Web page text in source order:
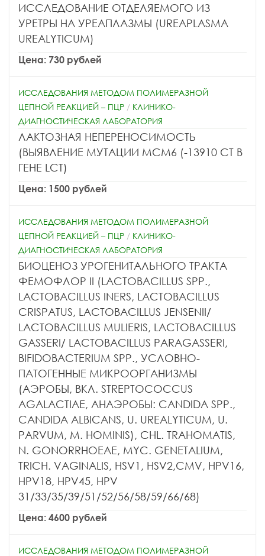
ИССЛЕДОВАНИЕ ОТДЕЛЯЕМОГО ИЗ
УРЕТРЫ НА УРЕАПЛАЗМЫ (UREAPLASMA
UREALYTICUM)
Цена: 730 рублей
ИССЛЕДОВАНИЯ МЕТОДОМ ПОЛИМЕРАЗНОЙ
ЦЕПНОЙ РЕАКЦИЕЙ – ПЦР / КЛИНИКО-
ДИАГНОСТИЧЕСКАЯ ЛАБОРАТОРИЯ
ЛАКТОЗНАЯ НЕПЕРЕНОСИМОСТЬ
(ВЫЯВЛЕНИЕ МУТАЦИИ МСМ6 (-13910 СТ В
ГЕНЕ LCT)
Цена: 1500 рублей
ИССЛЕДОВАНИЯ МЕТОДОМ ПОЛИМЕРАЗНОЙ
ЦЕПНОЙ РЕАКЦИЕЙ – ПЦР / КЛИНИКО-
ДИАГНОСТИЧЕСКАЯ ЛАБОРАТОРИЯ
БИОЦЕНОЗ УРОГЕНИТАЛЬНОГО ТРАКТА
ФЕМОФЛОР II (LACTOBACILLUS SPP.,
LACTOBACILLUS INERS, LACTOBACILLUS
CRISPATUS, LACTOBACILLUS JENSENII/
LACTOBACILLUS MULIERIS, LACTOBACILLUS
GASSERI/ LACTOBACILLUS PARAGASSERI,
BIFIDOBACTERIUM SPP., УСЛОВНО-
ПАТОГЕННЫЕ МИКРООРГАНИЗМЫ
(АЭРОБЫ, ВКЛ. STREPTOCOCCUS
AGALACTIAE, АНАЭРОБЫ: CANDIDA SPP.,
CANDIDA ALBICANS, U. UREALYTICUM, U.
PARVUM, M. HOMINIS), CHL. TRAHOMATIS,
N. GONORRHOEAE, MYC. GENETALIUM,
TRICH. VAGINALIS, HSV1, HSV2,CMV, HPV16,
HPV18, HPV45, HPV
31/33/35/39/51/52/56/58/59/66/68)
Цена: 4600 рублей
ИССЛЕДОВАНИЯ МЕТОДОМ ПОЛИМЕРАЗНОЙ